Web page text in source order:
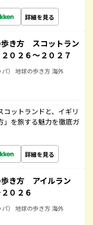
詳細を見る
き方 スコットラン
０２６～２０２７
） 地球の歩き方 海外
ットランドと、イギリ
」を旅する魅力を徹底ガ
詳細を見る
き方 アイルラン
０２６
） 地球の歩き方 海外